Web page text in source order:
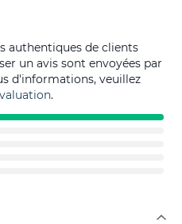
authentiques de clients
un avis sont envoyées par
d'informations, veuillez
.